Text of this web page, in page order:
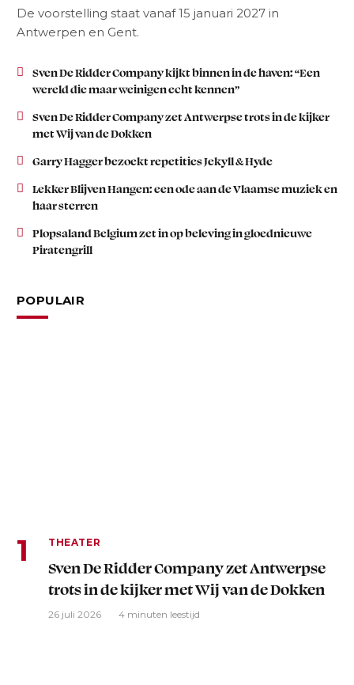
De voorstelling staat vanaf 15 januari 2027 in
Antwerpen en Gent.
Sven De Ridder Company kijkt binnen in de haven: “Een
wereld die maar weinigen echt kennen”
Sven De Ridder Company zet Antwerpse trots in de kijker
met Wij van de Dokken
Garry Hagger bezoekt repetities Jekyll & Hyde
Lekker Blijven Hangen: een ode aan de Vlaamse muziek en
haar sterren
Plopsaland Belgium zet in op beleving in gloednieuwe
Piratengrill
POPULAIR
THEATER
Sven De Ridder Company zet Antwerpse
trots in de kijker met Wij van de Dokken
26 juli 2026 4 minuten leestijd